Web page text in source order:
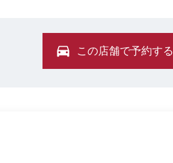
この店舗で予約する